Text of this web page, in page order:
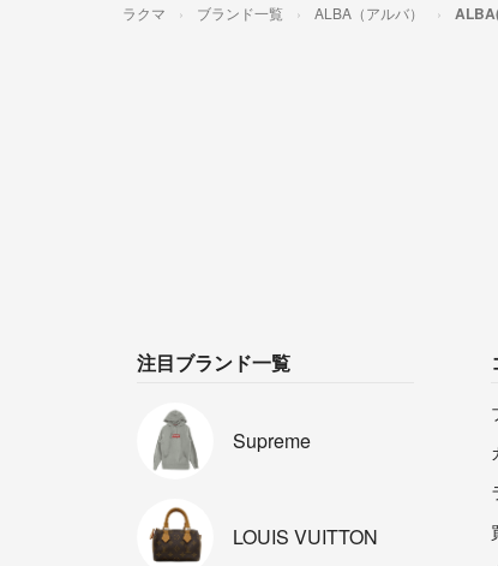
ラクマ ブランド一覧 ALBA（アルバ）
注目ブランド一覧
Supreme
LOUIS VUITTON